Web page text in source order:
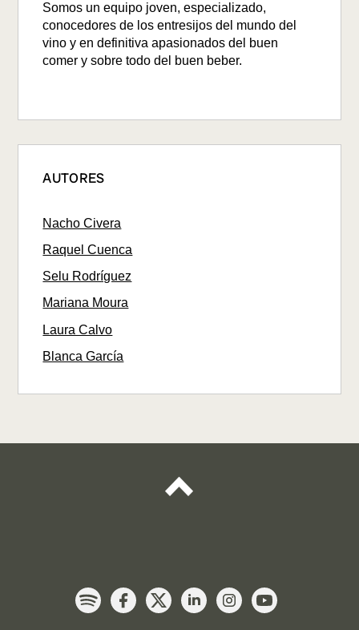
Somos un equipo joven, especializado,
conocedores de los entresijos del mundo del
vino y en definitiva apasionados del buen
comer y sobre todo del buen beber.
AUTORES
Nacho Civera
Raquel Cuenca
Selu Rodríguez
Mariana Moura
Laura Calvo
Blanca García